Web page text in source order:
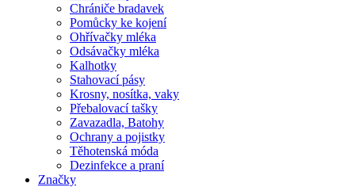
Chrániče bradavek
Pomůcky ke kojení
Ohřívačky mléka
Odsávačky mléka
Kalhotky
Stahovací pásy
Krosny, nosítka, vaky
Přebalovací tašky
Zavazadla, Batohy
Ochrany a pojistky
Těhotenská móda
Dezinfekce a praní
Značky